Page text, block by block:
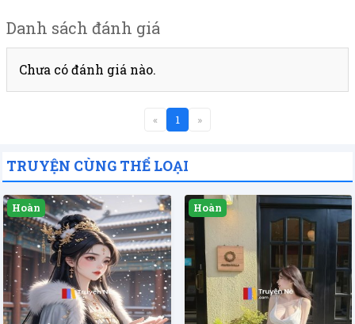
Danh sách đánh giá
Chưa có đánh giá nào.
« 1 »
TRUYỆN CÙNG THỂ LOẠI